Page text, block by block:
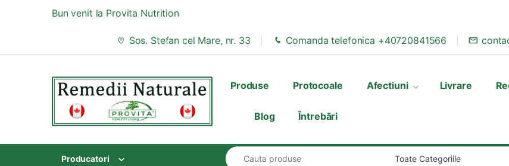
Bun venit la Provita Nutrition
Sos. Stefan cel Mare, nr. 33 Comanda telefonica +40720841566
Produse Protocoale Afectiuni Livrare
Blog Întrebări
Producatori
Search for: